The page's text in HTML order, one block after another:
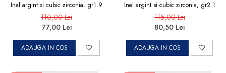
Inel argint si cubic zirconia, gr1.9
110,00 Lei
77,00 Lei
ADAUGA IN COS
Inel argint si cubic zirconia, gr2.1
115,00 Lei
80,50 Lei
ADAUGA IN COS